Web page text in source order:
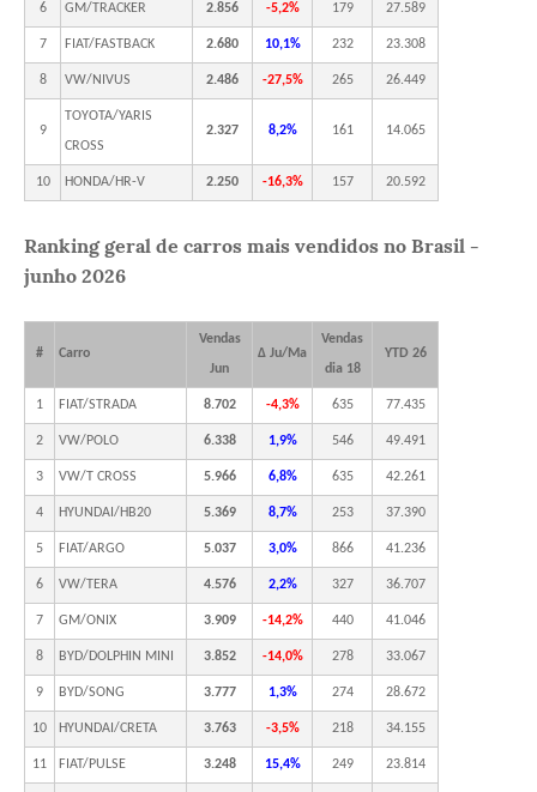
6 GM/TRACKER 2.856 -5,2% 179 27.589
7 FIAT/FASTBACK 2.680 10,1% 232 23.308
8 VW/NIVUS 2.486 -27,5% 265 26.449
9
TOYOTA/YARIS
CROSS
2.327 8,2% 161 14.065
10 HONDA/HR-V 2.250 -16,3% 157 20.592
Ranking geral de carros mais vendidos no Brasil -
junho 2026
# Carro
Vendas
Jun
Δ Ju/Ma
Vendas
dia 18
YTD 26
1 FIAT/STRADA 8.702 -4,3% 635 77.435
2 VW/POLO 6.338 1,9% 546 49.491
3 VW/T CROSS 5.966 6,8% 635 42.261
4 HYUNDAI/HB20 5.369 8,7% 253 37.390
5 FIAT/ARGO 5.037 3,0% 866 41.236
6 VW/TERA 4.576 2,2% 327 36.707
7 GM/ONIX 3.909 -14,2% 440 41.046
8 BYD/DOLPHIN MINI 3.852 -14,0% 278 33.067
9 BYD/SONG 3.777 1,3% 274 28.672
10 HYUNDAI/CRETA 3.763 -3,5% 218 34.155
11 FIAT/PULSE 3.248 15,4% 249 23.814